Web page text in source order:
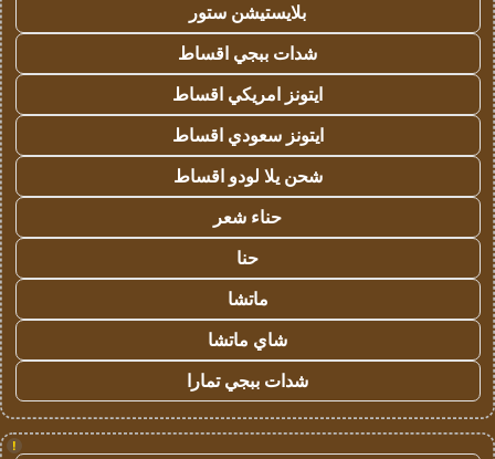
بلايستيشن ستور
شدات ببجي اقساط
ايتونز امريكي اقساط
ايتونز سعودي اقساط
شحن يلا لودو اقساط
حناء شعر
حنا
ماتشا
شاي ماتشا
شدات ببجي تمارا
!